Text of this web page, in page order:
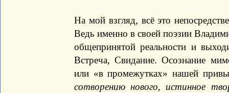
На мой взгляд, всё это
Ведь именно в своей поэзии
общепринятой реальности и
Встреча, Свидание. Осознание
или «в промежутках» нашей
сотворению нового, истинное